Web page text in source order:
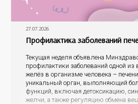
27.07.2026
Профилактика заболеваний
Текущая неделя объявлена
профилактики заболеваний одной
желёз в организме человека –
уникальный орган, выполняющий
функций, включая детоксикацию,
желчи, а также регуляцию обмена